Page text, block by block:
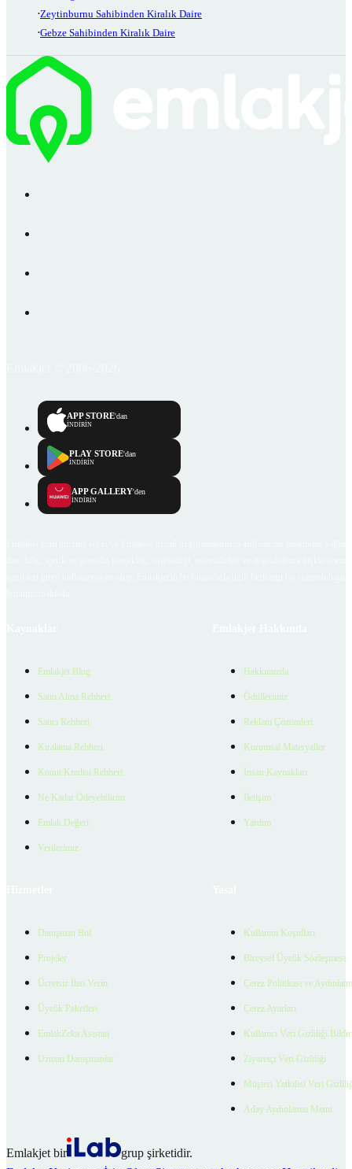
Zeytinburnu Sahibinden Kiralık Daire
Gebze Sahibinden Kiralık Daire
APP STORE'dan
İNDİRİN
PLAY STORE'dan
İNDİRİN
APP GALLERY'den
İNDİRİN
Emlakjet Blog
Satın Alma Rehberi
Satıcı Rehberi
Kiralama Rehberi
Konut Kredisi Rehberi
Ne Kadar Ödeyebilirim
Emlak Değeri
Verilerimiz
Hakkımızda
Ödüllerimiz
Reklam Çözümleri
Kurumsal Materyaller
İnsan Kaynakları
İletişim
Yardım
Danışman Bul
Projeler
Ücretsiz İlan Verin
Üyelik Paketleri
EmlakZeka Asistan
Uzman Danışmanlar
Kullanım Koşulları
Bireysel Üyelik Sözleşmesi
Çerez Politikası ve
Çerez Ayarları
Kullanıcı Veri Gizliliği
Ziyaretçi Veri Gizliliği
Müşteri Yetkilisi Veri
Aday Aydınlatma Metni
Emlakjet bir
grup şirketidir.